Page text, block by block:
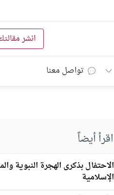
انشر
تواصل معنا
اقرأ أيضاً
الاحتفال بذكرى الهجرة النبوية
الإسلامية